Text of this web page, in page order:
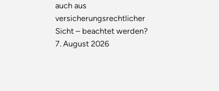
auch aus
versicherungsrechtlicher
Sicht – beachtet werden?
7. August 2026